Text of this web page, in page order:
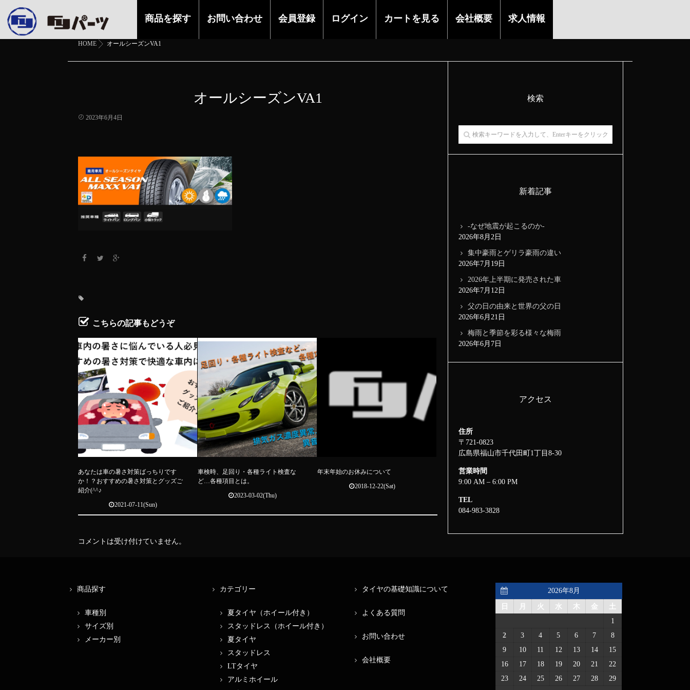
商品を探す お問い合わせ 会員登録 ログイン カートを見る 会社概要 求人情報
HOME オールシーズンVA1
オールシーズンVA1
2023年6月4日
こちらの記事もどうぞ
あなたは車の暑さ対策ばっちりです
か！？おすすめの暑さ対策とグッズご
紹介(^^♪
2021-07-11(Sun)
車検時、足回り・各種ライト検査な
ど…各種項目とは。
2023-03-02(Thu)
年末年始のお休みについて
2018-12-22(Sat)
コメントは受け付けていません。
検索
新着記事
-なぜ地震が起こるのか-
2026年8月2日
集中豪雨とゲリラ豪雨の違い
2026年7月19日
2026年上半期に発売された車
2026年7月12日
父の日の由来と世界の父の日
2026年6月21日
梅雨と季節を彩る様々な梅雨
2026年6月7日
アクセス
住所
〒721-0823
広島県福山市千代田町1丁目8-30
営業時間
9:00 AM – 6:00 PM
TEL
084-983-3828
商品探す
車種別
サイズ別
メーカー別
カテゴリー
夏タイヤ（ホイール付き）
スタッドレス（ホイール付き）
夏タイヤ
スタッドレス
LTタイヤ
アルミホイール
タイヤの基礎知識について
よくある質問
お問い合わせ
会社概要
2026年8月
日 月 火 水 木 金
土
1
2
3 4 5 6 7
8
9
10 11 12 13 14
15
16
17 18 19 20 21
22
23
24 25 26 27 28
29